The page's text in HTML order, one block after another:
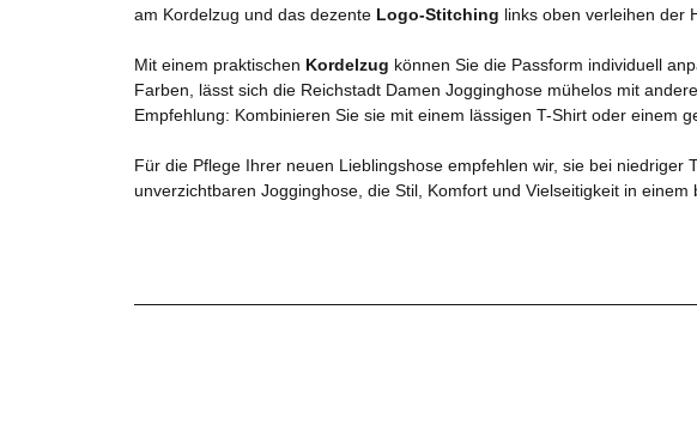
am Kordelzug und das dezente Logo-Stitching links oben verleihen der
Mit einem praktischen Kordelzug können Sie die Passform individuell
Farben, lässt sich die Reichstadt Damen Jogginghose mühelos mit
Empfehlung: Kombinieren Sie sie mit einem lässigen T-Shirt oder einem
Für die Pflege Ihrer neuen Lieblingshose empfehlen wir, sie bei
unverzichtbaren Jogginghose, die Stil, Komfort und Vielseitigkeit in einem